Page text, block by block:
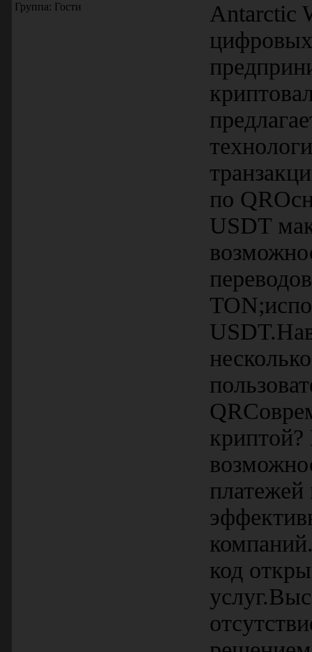
Группа: Гости
Antarctic
цифровых
по
USDT
код